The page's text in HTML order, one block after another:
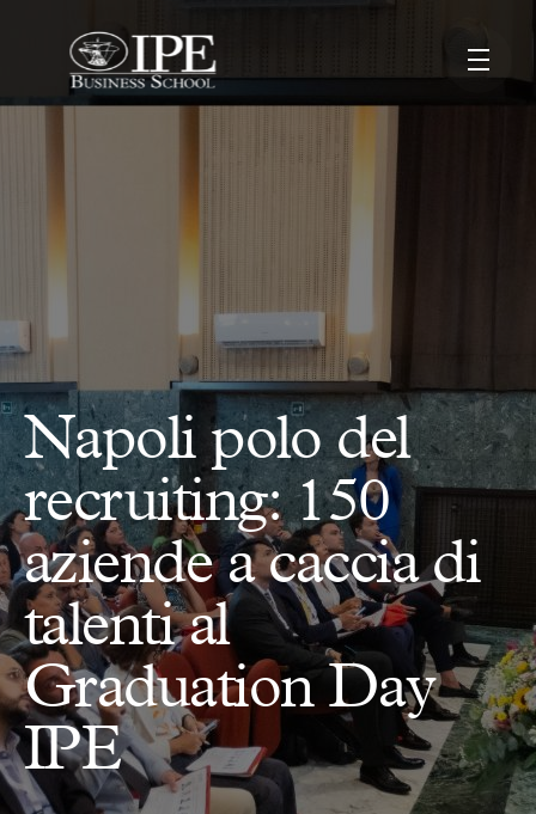
Napoli polo del
recruiting: 150
aziende a caccia di
talenti al
Graduation Day
IPE